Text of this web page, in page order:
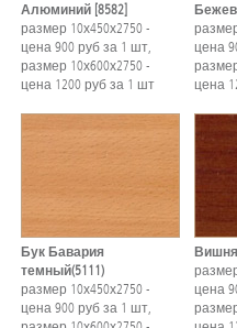
Алюминий [8582]
размер 10х450х2750 -
цена 900 руб за 1 шт,
размер 10х600х2750 -
цена 1200 руб за 1 шт
цена
цена
Бук Бавария
темный(5111)
размер 10х450х2750 -
цена 900 руб за 1 шт,
цена